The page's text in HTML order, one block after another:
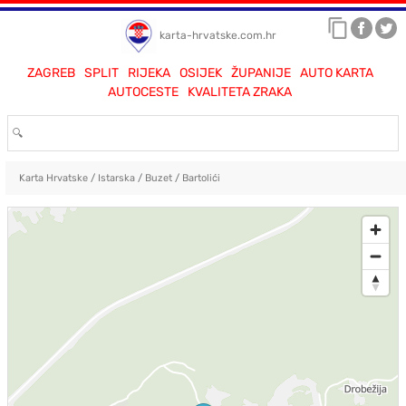
karta-hrvatske.com.hr
ZAGREB SPLIT RIJEKA OSIJEK ŽUPANIJE
AUTO KARTA
AUTOCESTE
KVALITETA ZRAKA
Karta Hrvatske/ Istarska/ Buzet/ Bartolići